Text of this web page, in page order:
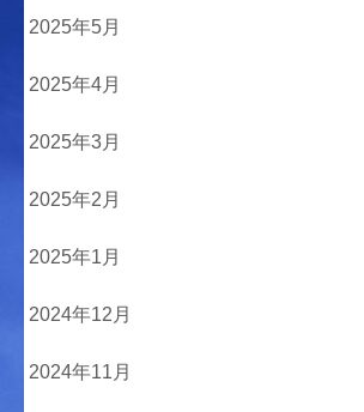
2025年5月
2025年4月
2025年3月
2025年2月
2025年1月
2024年12月
2024年11月